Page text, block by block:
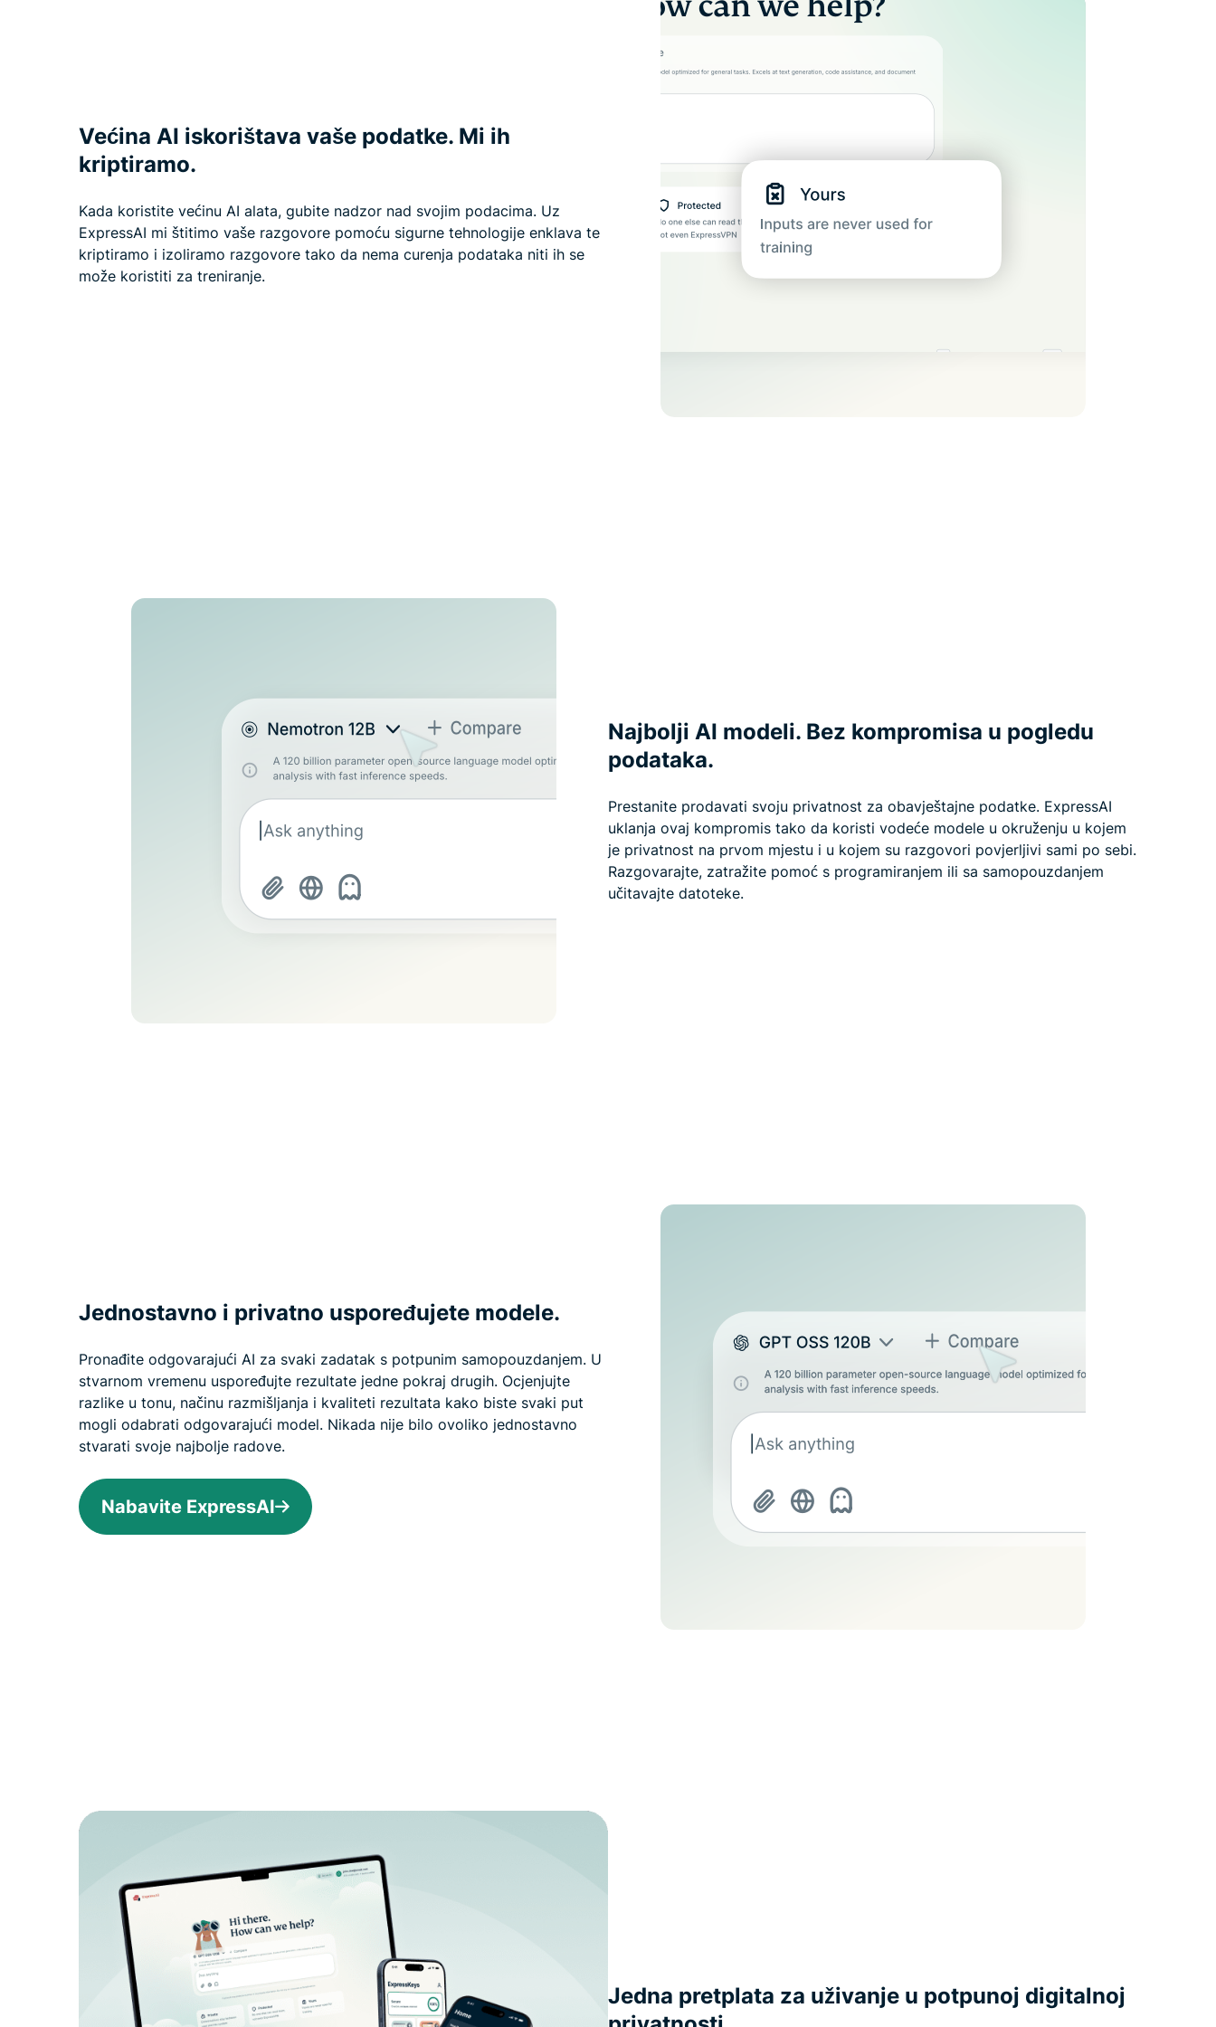
Većina AI iskorištava vaše podatke. Mi ih
kriptiramo.
Kada koristite većinu AI alata, gubite nadzor nad svojim podacima. Uz
ExpressAI mi štitimo vaše razgovore pomoću sigurne tehnologije enklava te
kriptiramo i izoliramo razgovore tako da nema curenja podataka niti ih se
može koristiti za treniranje.
Najbolji AI modeli. Bez kompromisa u pogledu
podataka.
Prestanite prodavati svoju privatnost za obavještajne podatke. ExpressAI
uklanja ovaj kompromis tako da koristi vodeće modele u okruženju u kojem
je privatnost na prvom mjestu i u kojem su razgovori povjerljivi sami po sebi.
Razgovarajte, zatražite pomoć s programiranjem ili sa samopouzdanjem
učitavajte datoteke.
Jednostavno i privatno uspoređujete modele.
Pronađite odgovarajući AI za svaki zadatak s potpunim samopouzdanjem. U
stvarnom vremenu uspoređujte rezultate jedne pokraj drugih. Ocjenjujte
razlike u tonu, načinu razmišljanja i kvaliteti rezultata kako biste svaki put
mogli odabrati odgovarajući model. Nikada nije bilo ovoliko jednostavno
stvarati svoje najbolje radove.
Nabavite ExpressAI
Jedna pretplata za uživanje u potpunoj digitalnoj